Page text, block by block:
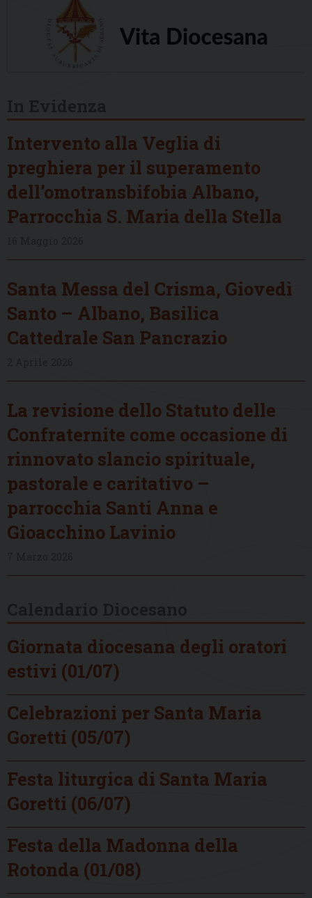
Intervento alla Veglia di
preghiera per il superamento
dell’omotransbifobia Albano,
Parrocchia S. Maria della Stella
Santa Messa del Crisma, Giovedì
Santo – Albano, Basilica
Cattedrale San Pancrazio
La revisione dello Statuto delle
Confraternite come occasione di
rinnovato slancio spirituale,
pastorale e caritativo –
parrocchia Santi Anna e
Gioacchino Lavinio
Giornata diocesana degli oratori
estivi (01/07)
Celebrazioni per Santa Maria
Goretti (05/07)
Festa liturgica di Santa Maria
Goretti (06/07)
Festa della Madonna della
Rotonda (01/08)